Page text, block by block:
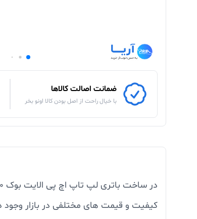
ضمانت اصالت کالاها
با خیال راحت از اصل بودن کالا اونو بخر
کیفیت و قیمت های مختلفی در بازار وجود